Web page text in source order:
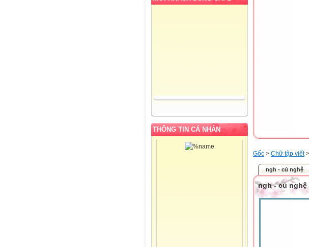
THÔNG TIN CÁ NHÂN
Gốc > Chữ tập viết>
ngh - củ nghệ
ngh - củ nghệ